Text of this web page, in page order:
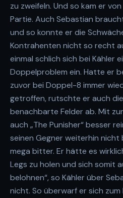
zu zweifeln. Und so kam er
Partie. Auch Sebastian
und so konnte er die
Kontrahenten nicht so recht
einmal schlich sich bei Kähler
Doppelproblem ein. Hatte er
zuvor bei Doppel-8 immer
getroffen, rutschte er auch
benachbarte Felder ab. Mit
auch „The Punisher“ besser
seinen Gegner weiterhin nicht
mega bitter. Er hätte es
Legs zu holen und sich somit
belohnen“, so Kähler über
nicht. So überwarf er sich zum